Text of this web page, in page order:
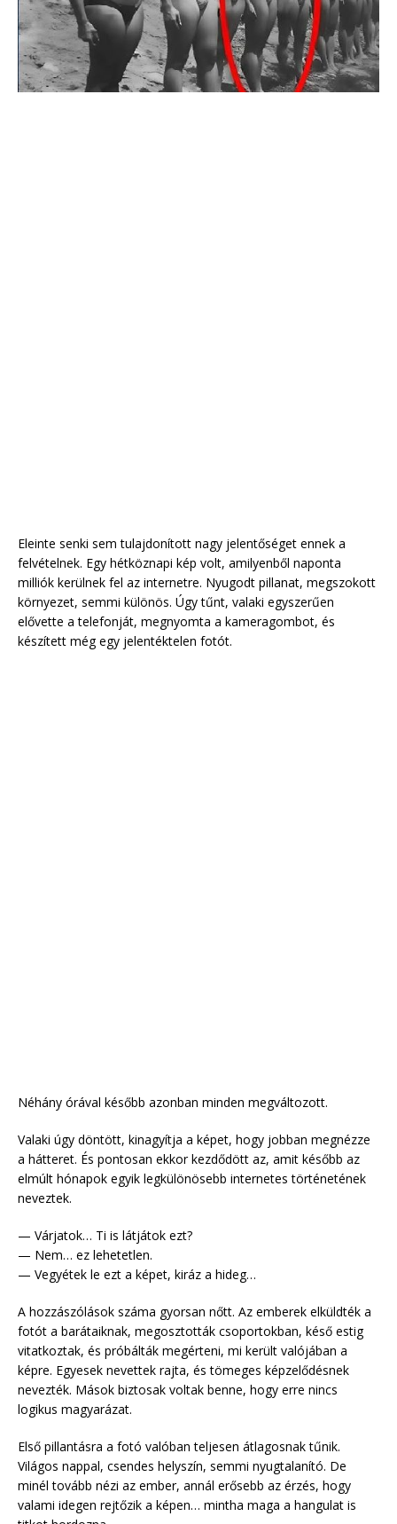
Eleinte senki sem tulajdonított nagy jelentőséget ennek a
felvételnek. Egy hétköznapi kép volt, amilyenből naponta
milliók kerülnek fel az internetre. Nyugodt pillanat, megszokott
környezet, semmi különös. Úgy tűnt, valaki egyszerűen
elővette a telefonját, megnyomta a kameragombot, és
készített még egy jelentéktelen fotót.
Néhány órával később azonban minden megváltozott.
Valaki úgy döntött, kinagyítja a képet, hogy jobban megnézze
a hátteret. És pontosan ekkor kezdődött az, amit később az
elmúlt hónapok egyik legkülönösebb internetes történetének
neveztek.
— Várjatok… Ti is látjátok ezt?
— Nem… ez lehetetlen.
— Vegyétek le ezt a képet, kiráz a hideg…
A hozzászólások száma gyorsan nőtt. Az emberek elküldték a
fotót a barátaiknak, megosztották csoportokban, késő estig
vitatkoztak, és próbálták megérteni, mi került valójában a
képre. Egyesek nevettek rajta, és tömeges képzelődésnek
nevezték. Mások biztosak voltak benne, hogy erre nincs
logikus magyarázat.
Első pillantásra a fotó valóban teljesen átlagosnak tűnik.
Világos nappal, csendes helyszín, semmi nyugtalanító. De
minél tovább nézi az ember, annál erősebb az érzés, hogy
valami idegen rejtőzik a képen… mintha maga a hangulat is